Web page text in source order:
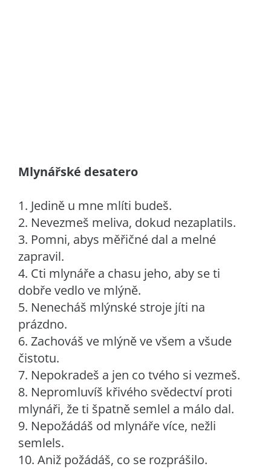
Mlynářské desatero
1. Jedině u mne mlíti budeš.
2. Nevezmeš meliva, dokud nezaplatils.
3. Pomni, abys měřičné dal a melné
zapravil.
4. Cti mlynáře a chasu jeho, aby se ti
dobře vedlo ve mlýně.
5. Nenecháš mlýnské stroje jíti na
prázdno.
6. Zachováš ve mlýně ve všem a všude
čistotu.
7. Nepokradeš a jen co tvého si vezmeš.
8. Nepromluvíš křivého svědectví proti
mlynáři, že ti špatně semlel a málo dal.
9. Nepožádáš od mlynáře více, nežli
semlels.
10. Aniž požádáš, co se rozprášilo.